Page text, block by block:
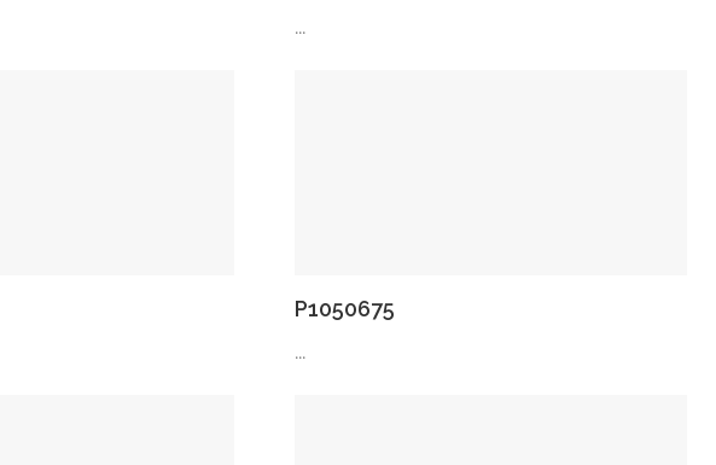
...
P1050675
...